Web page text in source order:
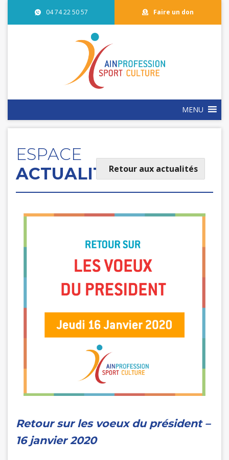
04 74 22 50 57 Faire un don
MENU
ESPACE
ACTUALITÉSRetour aux actualités
Retour sur les voeux du président –
16 janvier 2020